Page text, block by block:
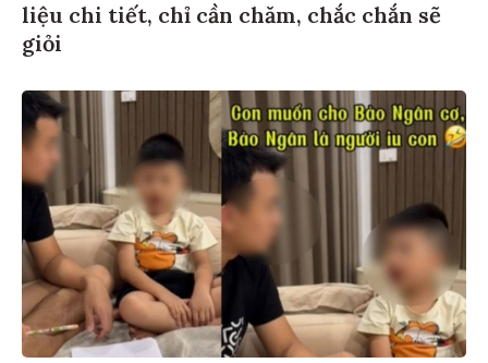
liệu chi tiết, chỉ cần chăm, chắc chắn sẽ
giỏi